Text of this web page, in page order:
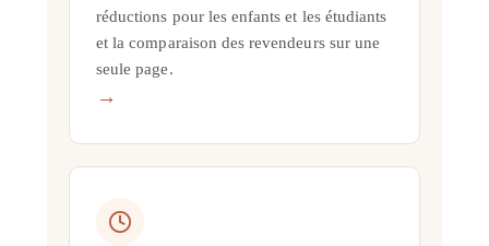
réductions pour les enfants et les étudiants
et la comparaison des revendeurs sur une
seule page.
→